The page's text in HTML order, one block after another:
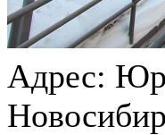
Адрес: